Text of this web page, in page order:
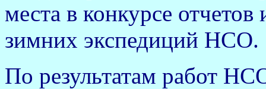
места в конкурсе отчетов
зимних экспедиций НСО.
По результатам работ